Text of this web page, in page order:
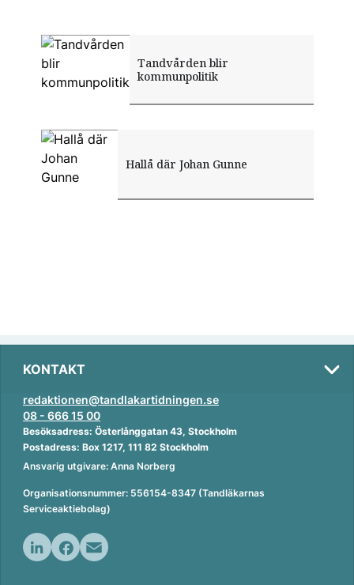
Tandvården blir
kommunpolitik
Hallå där Johan Gunne
KONTAKT
redaktionen@tandlakartidningen.se
08 - 666 15 00
Besöksadress: Österlånggatan 43, Stockholm
Postadress: Box 1217, 111 82 Stockholm
Ansvarig utgivare: Anna Norberg
Organisationsnummer: 556154-8347 (Tandläkarnas
Serviceaktiebolag)